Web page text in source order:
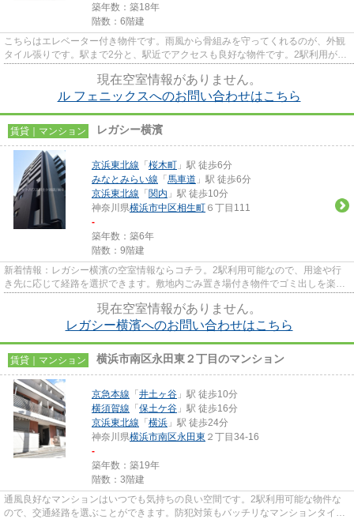
築年数：築18年
階数：6階建
こちらはエレベーター付き物件です。雨風から骨組みを守ってくれるのが、外観
タイル張りです。駅まで2分と、駅近でアクセスも良好な物件です。2駅利用がで
現在空室情報がありません。
ル フェニックスへのお問い合わせはこちら
賃貸｜マンション レガシー横濱
京浜東北線 「 桜木町 」駅 徒歩6分
みなとみらい線 「 馬車道 」駅 徒歩6分
京浜東北線 「 関内 」駅 徒歩10分
神奈川県横浜市中区相生町 ６丁目111
-
築年数：築6年
階数：9階建
新着情報：レガシー横濱の空室情報ならコチラ。2駅利用可能なので、用途や行
き先に応じて経路を選択できます。敷地内ごみ置き場付き物件でゴミ出しを楽に
現在空室情報がありません。
レガシー横濱へのお問い合わせはこちら
賃貸｜マンション 横浜市南区永田東２丁目のマンション
京急本線 「 井土ヶ谷 」駅 徒歩10分
横須賀線 「 保土ケ谷 」駅 徒歩16分
京浜東北線 「 横浜 」駅 徒歩24分
神奈川県横浜市南区永田東 ２丁目34-16
-
築年数：築19年
階数：3階建
通風良好なマンションはいつでも気持ちの良い空間です。2駅利用可能な物件な
ので、交通経路を選ぶことができます。防犯対策もバッチリなマンションタイプ